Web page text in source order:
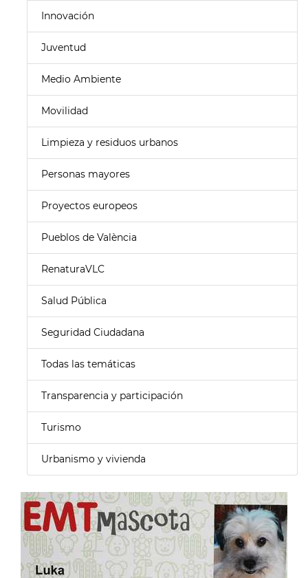
Innovación
Juventud
Medio Ambiente
Movilidad
Limpieza y residuos urbanos
Personas mayores
Proyectos europeos
Pueblos de València
RenaturaVLC
Salud Pública
Seguridad Ciudadana
Todas las temáticas
Transparencia y participación
Turismo
Urbanismo y vivienda